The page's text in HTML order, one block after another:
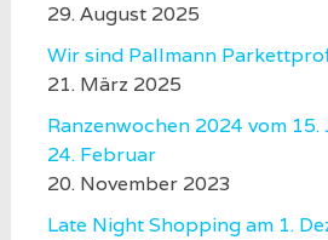
29. August 2025
Wir sind Pallmann
21. März 2025
Ranzenwochen 2024 vom 15.
24. Februar
20. November 2023
Late Night Shopping am 1.